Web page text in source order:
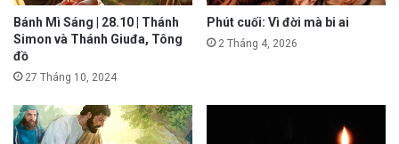
Bánh Mì Sáng | 28.10 | Thánh
Simon và Thánh Giuđa, Tông
đồ
27 Tháng 10, 2024
Phút cuối: Vì đời mà bi ai
2 Tháng 4, 2026